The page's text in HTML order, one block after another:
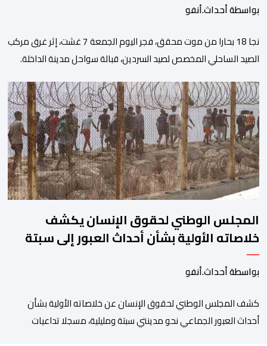
بواسطة أحداث.أنفو
نجا 18 بحارا من موت محقق، فجر اليوم الجمعة 7 غشت، إثر غرق مركب
الصيد الساحلي المخصص لصيد السردين، قبالة سواحل مدينة الداخلة.
كبيرة من المياه إلى داخل المركب أثناء مزاولته نشاط الصيد البحري، قبل
أن تتفاقم الوضعية وينتهي الأمر بغرقه، ما استنفر عدداً من مراكب […]
المجلس الوطني لحقوق الإنسان يكشف
خلاصاته الأولية بشأن أحداث العبور إلى سبتة
ومليلية
بواسطة أحداث.أنفو
كشف المجلس الوطني لحقوق الإنسان عن خلاصاته الأولية بشأن
أحداث العبور الجماعي نحو مدينتي سبتة ومليلية، مسجلا تداعيات